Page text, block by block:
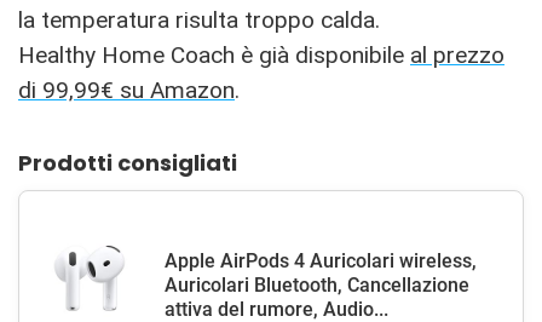
la temperatura risulta troppo calda.
Healthy Home Coach è già disponibile al prezzo
di 99,99€ su Amazon.
Prodotti consigliati
Apple AirPods 4 Auricolari wireless,
Auricolari Bluetooth, Cancellazione
attiva del rumore, Audio...